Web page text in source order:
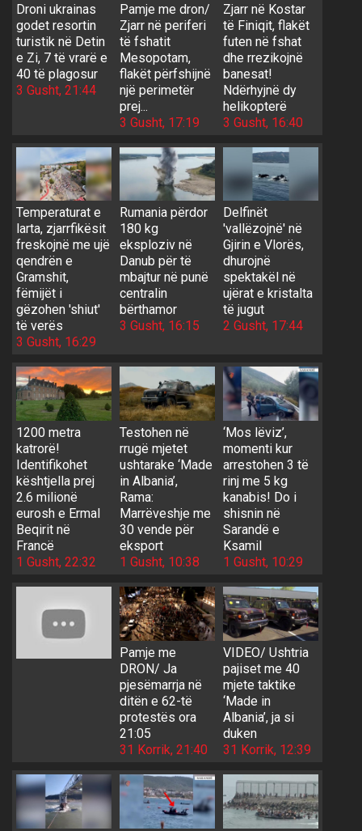
Droni ukrainas
godet resortin
turistik në Detin
e Zi, 7 të vrarë e
40 të plagosur
3 Gusht, 21:44
Pamje me dron/
Zjarr në periferi
të fshatit
Mesopotam,
flakët përfshijnë
një perimetër
prej...
3 Gusht, 17:19
Zjarr në Kostar
të Finiqit, flakët
futen në fshat
dhe rrezikojnë
banesat!
Ndërhyjnë dy
helikopterë
3 Gusht, 16:40
Temperaturat e
larta, zjarrfikësit
freskojnë me ujë
qendrën e
Gramshit,
fëmijët i
gëzohen 'shiut'
të verës
3 Gusht, 16:29
Rumania përdor
180 kg
eksploziv në
Danub për të
mbajtur në punë
centralin
bërthamor
3 Gusht, 16:15
Delfinët
'vallëzojnë' në
Gjirin e Vlorës,
dhurojnë
spektakël në
ujërat e kristalta
të jugut
2 Gusht, 17:44
1200 metra
katrorë!
Identifikohet
kështjella prej
2.6 milionë
eurosh e Ermal
Beqirit në
Francë
1 Gusht, 22:32
Testohen në
rrugë mjetet
ushtarake ‘Made
in Albania’,
Rama:
Marrëveshje me
30 vende për
eksport
1 Gusht, 10:38
‘Mos lëviz’,
momenti kur
arrestohen 3 të
rinj me 5 kg
kanabis! Do i
shisnin në
Sarandë e
Ksamil
1 Gusht, 10:29
Pamje me
DRON/ Ja
pjesëmarrja në
ditën e 62-të
protestës ora
21:05
31 Korrik, 21:40
VIDEO/ Ushtria
pajiset me 40
mjete taktike
‘Made in
Albania’, ja si
duken
31 Korrik, 12:39